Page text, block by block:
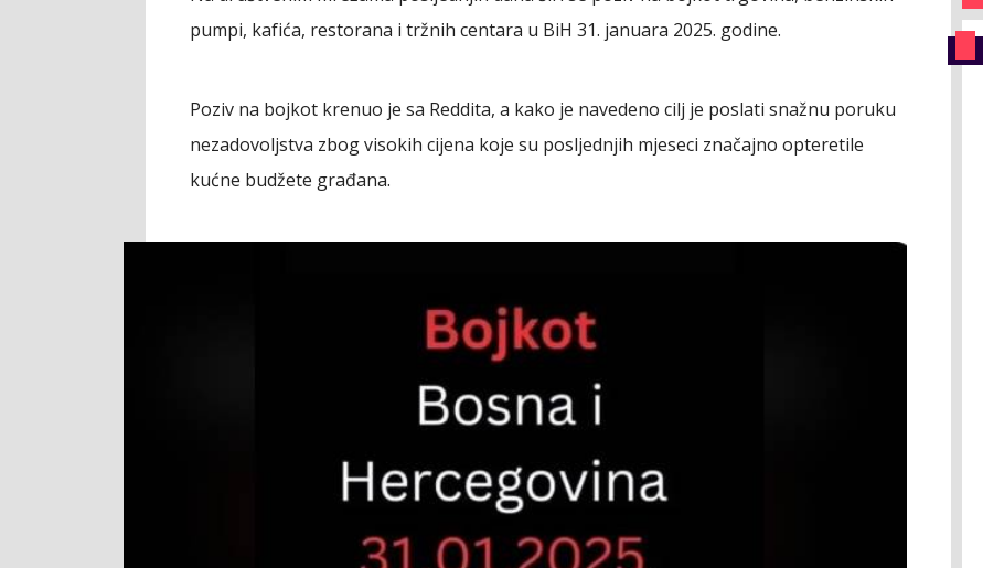
pumpi, kafića, restorana i tržnih centara u BiH 31. januara 2025. godine.
Poziv na bojkot krenuo je sa Reddita, a kako je navedeno cilj je poslati snažnu poruku
nezadovoljstva zbog visokih cijena koje su posljednjih mjeseci značajno opteretile
kućne budžete građana.